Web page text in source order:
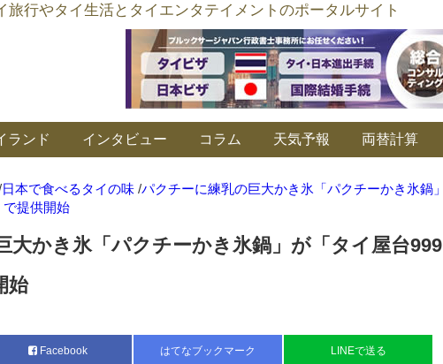
行やタイ生活とタイエンタテイメントのポータルサイト
ランド インタビュー コラム 天気予報 両替計算
日本で食べるタイの味 /パクチーに練乳の巨大かき氷「パクチーかき氷鍋」
で提供開始
大かき氷「パクチーかき氷鍋」が「タイ屋台999
始
Facebook はてなブックマーク LINEで送る